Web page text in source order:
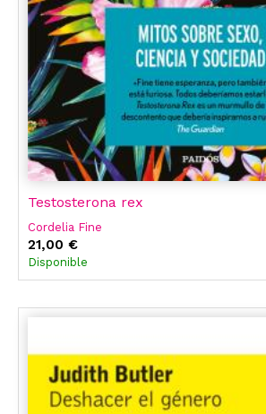
Testosterona rex
Cordelia Fine
21,00 €
Disponible